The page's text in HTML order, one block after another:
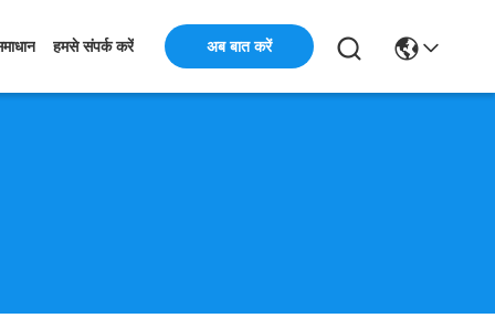
हमसे संपर्क करें अब बात करें